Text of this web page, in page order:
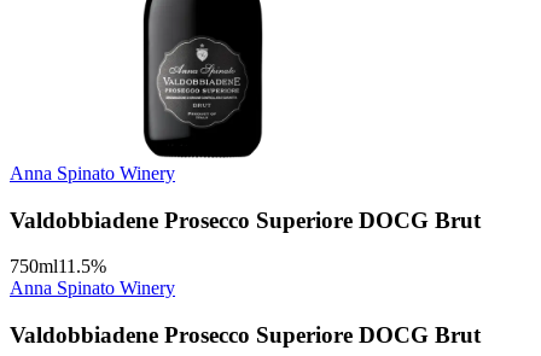
Anna Spinato Winery
Valdobbiadene Prosecco Superiore DOCG Brut
750ml11.5%
Anna Spinato Winery
Valdobbiadene Prosecco Superiore DOCG Brut